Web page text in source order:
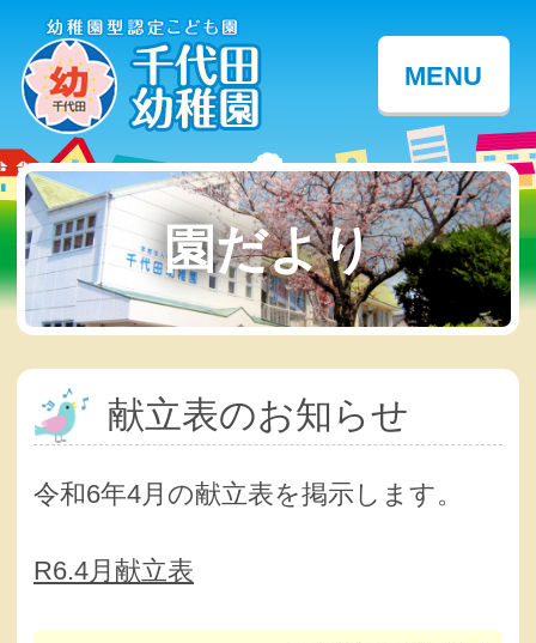
MENU
園だより
献立表のお知らせ
令和6年4月の献立表を掲示します。
R6.4月献立表